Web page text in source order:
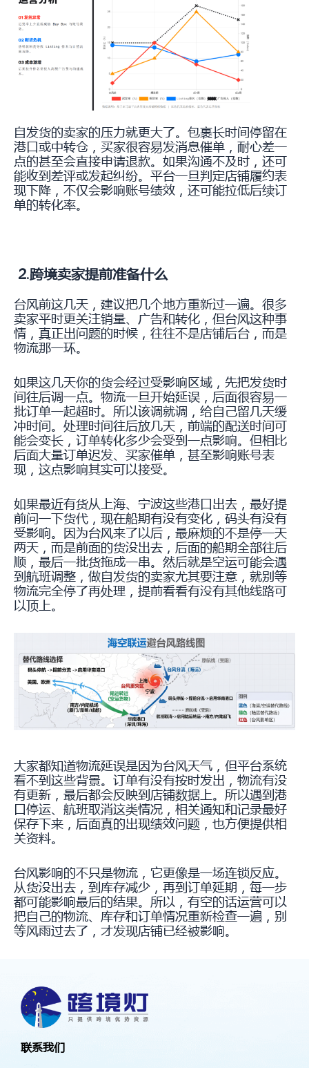
自发货的卖家的压力就更大了。包裹长时间停留在
港口或中转仓，买家很容易发消息催单，耐心差一
点的甚至会直接申请退款。如果沟通不及时，还可
能收到差评或发起纠纷。平台一旦判定店铺履约表
现下降，不仅会影响账号绩效，还可能拉低后续订
单的转化率。
2.跨境卖家提前准备什么
台风前这几天，建议把几个地方重新过一遍。很多
卖家平时更关注销量、广告和转化，但台风这种事
情，真正出问题的时候，往往不是店铺后台，而是
物流那一环。
如果这几天你的货会经过受影响区域，先把发货时
间往后调一点。物流一旦开始延误，后面很容易一
批订单一起超时。所以该调就调，给自己留几天缓
冲时间。处理时间往后放几天，前端的配送时间可
能会变长，订单转化多少会受到一点影响。但相比
后面大量订单迟发、买家催单，甚至影响账号表
现，这点影响其实可以接受。
如果最近有货从上海、宁波这些港口出去，最好提
前问一下货代，现在船期有没有变化，码头有没有
受影响。因为台风来了以后，最麻烦的不是停一天
两天，而是前面的货没出去，后面的船期全部往后
顺，最后一批货拖成一串。然后就是空运可能会遇
到航班调整，做自发货的卖家尤其要注意，就别等
物流完全停了再处理，提前看看有没有其他线路可
以顶上。
大家都知道物流延误是因为台风天气，但平台系统
看不到这些背景。订单有没有按时发出，物流有没
有更新，最后都会反映到店铺数据上。所以遇到港
口停运、航班取消这类情况，相关通知和记录最好
保存下来，后面真的出现绩效问题，也方便提供相
关资料。
台风影响的不只是物流，它更像是一场连锁反应。
从货没出去，到库存减少，再到订单延期，每一步
都可能影响最后的结果。所以，有空的话运营可以
把自己的物流、库存和订单情况重新检查一遍，别
等风雨过去了，才发现店铺已经被影响。
联系我们